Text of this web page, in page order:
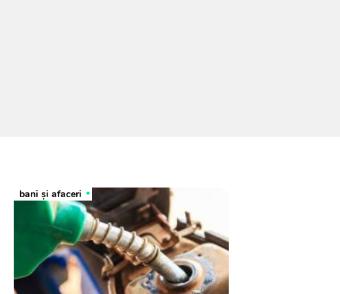
bani și afaceri